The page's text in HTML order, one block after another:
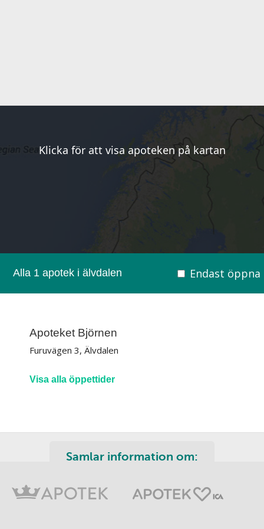
Klicka för att visa apoteken på kartan
Alla 1 apotek i älvdalen Endast
Apoteket Björnen
Furuvägen 3, Älvdalen
Visa alla öppettider
Samlar information om: